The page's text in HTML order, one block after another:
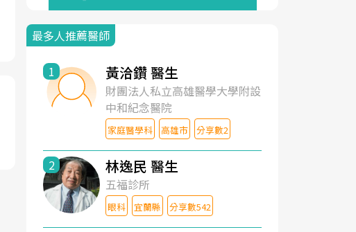
最多人推薦醫師
1 黃洽鑽 醫生
財團法人私立高雄醫學大學附設
中和紀念醫院
家庭醫學科 高雄市 分享數2
2 林逸民 醫生
五福診所
眼科 宜蘭縣 分享數542